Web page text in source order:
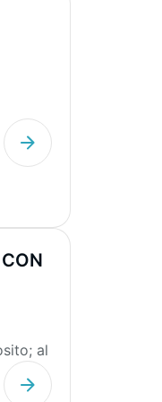
al